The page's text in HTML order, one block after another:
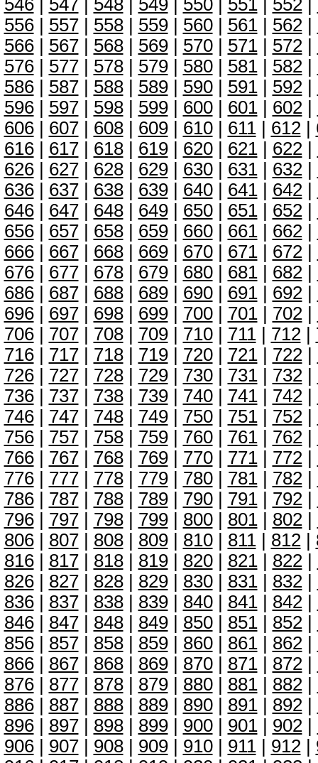
546| 547| 548| 549| 550| 551| 552|
556| 557| 558| 559| 560| 561| 562|
566| 567| 568| 569| 570| 571| 572|
576| 577| 578| 579| 580| 581| 582|
586| 587| 588| 589| 590| 591| 592|
596| 597| 598| 599| 600| 601| 602|
606| 607| 608| 609| 610| 611| 612|
616| 617| 618| 619| 620| 621| 622|
626| 627| 628| 629| 630| 631| 632|
636| 637| 638| 639| 640| 641| 642|
646| 647| 648| 649| 650| 651| 652|
656| 657| 658| 659| 660| 661| 662|
666| 667| 668| 669| 670| 671| 672|
676| 677| 678| 679| 680| 681| 682|
686| 687| 688| 689| 690| 691| 692|
696| 697| 698| 699| 700| 701| 702|
706| 707| 708| 709| 710| 711| 712|
716| 717| 718| 719| 720| 721| 722|
726| 727| 728| 729| 730| 731| 732|
736| 737| 738| 739| 740| 741| 742|
746| 747| 748| 749| 750| 751| 752|
756| 757| 758| 759| 760| 761| 762|
766| 767| 768| 769| 770| 771| 772|
776| 777| 778| 779| 780| 781| 782|
786| 787| 788| 789| 790| 791| 792|
796| 797| 798| 799| 800| 801| 802|
806| 807| 808| 809| 810| 811| 812|
816| 817| 818| 819| 820| 821| 822|
826| 827| 828| 829| 830| 831| 832|
836| 837| 838| 839| 840| 841| 842|
846| 847| 848| 849| 850| 851| 852|
856| 857| 858| 859| 860| 861| 862|
866| 867| 868| 869| 870| 871| 872|
876| 877| 878| 879| 880| 881| 882|
886| 887| 888| 889| 890| 891| 892|
896| 897| 898| 899| 900| 901| 902|
906| 907| 908| 909| 910| 911| 912|